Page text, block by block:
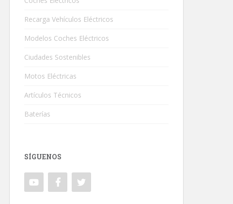
Recarga Vehículos Eléctricos
Modelos Coches Eléctricos
Ciudades Sostenibles
Motos Eléctricas
Artículos Técnicos
Baterías
SÍGUENOS